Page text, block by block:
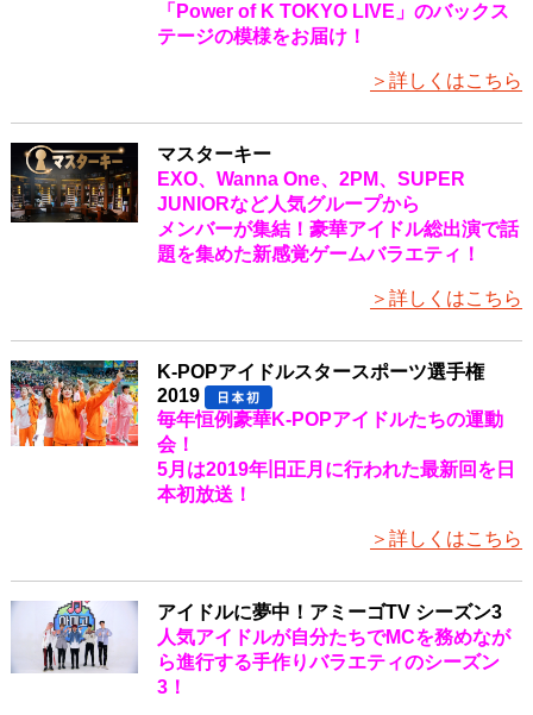
「Power of K TOKYO LIVE」のバックス
テージの模様をお届け！
＞詳しくはこちら
マスターキー
EXO、Wanna One、2PM、SUPER
JUNIORなど人気グループから
メンバーが集結！豪華アイドル総出演で話
題を集めた新感覚ゲームバラエティ！
＞詳しくはこちら
K-POPアイドルスタースポーツ選手権
2019
毎年恒例豪華K-POPアイドルたちの運動
会！
5月は2019年旧正月に行われた最新回を日
本初放送！
＞詳しくはこちら
アイドルに夢中！アミーゴTV シーズン3
人気アイドルが自分たちでMCを務めなが
ら進行する手作りバラエティのシーズン
3！